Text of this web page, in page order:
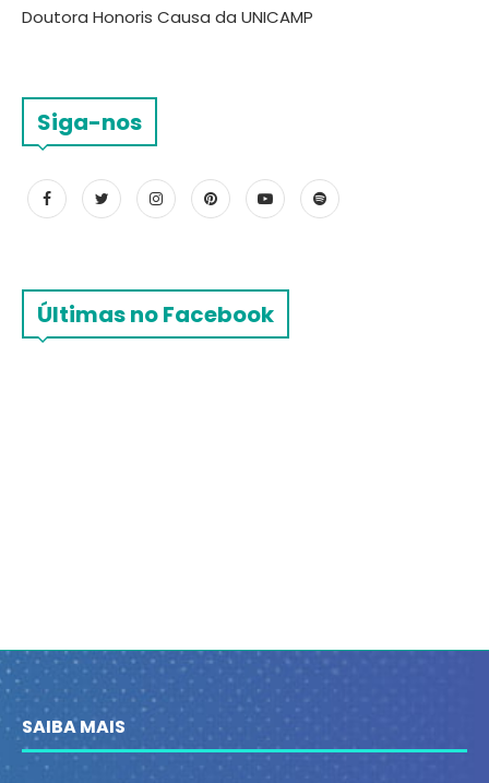
Doutora Honoris Causa da UNICAMP
Siga-nos
Últimas no Facebook
SAIBA MAIS